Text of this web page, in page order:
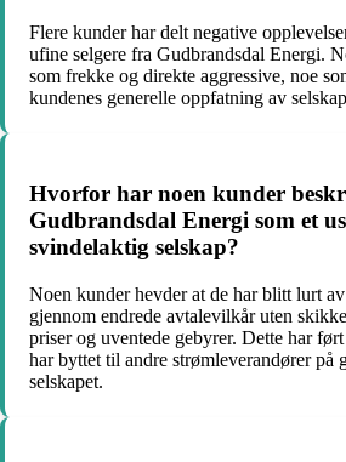
Flere kunder har delt negative
ufine selgere fra Gudbrandsdal Energi.
som frekke og direkte aggressive, noe
kundenes generelle oppfatning av
Hvorfor har noen kunder
Gudbrandsdal Energi som et
svindelaktig selskap?
Noen kunder hevder at de har blitt lurt
gjennom endrede avtalevilkår uten
priser og uventede gebyrer. Dette har
har byttet til andre strømleverandører på
selskapet.